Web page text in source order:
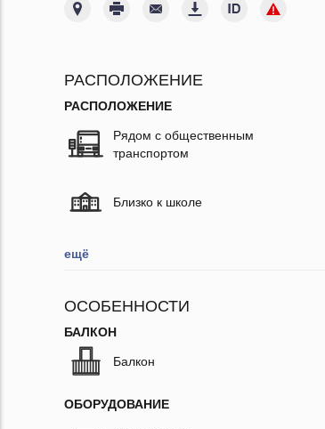
РАСПОЛОЖЕНИЕ
РАСПОЛОЖЕНИЕ
Рядом с общественным
транспортом
Близко к школе
ещё
ОСОБЕННОСТИ
БАЛКОН
Балкон
ОБОРУДОВАНИЕ